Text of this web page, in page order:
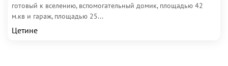
готовый к вселению, вспомогательный домик, площадью 42
м.кв и гараж, площадью 25...
Цетине